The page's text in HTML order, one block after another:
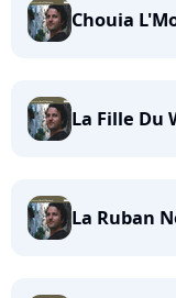
Chouia
La Fille Du
La Ruban